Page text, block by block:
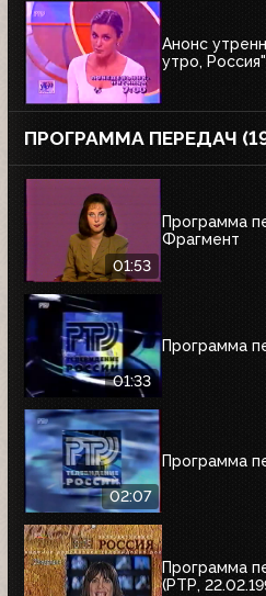
Анонс
утро,
ПРОГРАММА ПЕРЕДАЧ
01:53
Программа
Фрагмент
01:33
Программа
02:07
Программа
Программа
(РТР,